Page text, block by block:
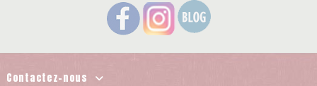
Contactez-nous